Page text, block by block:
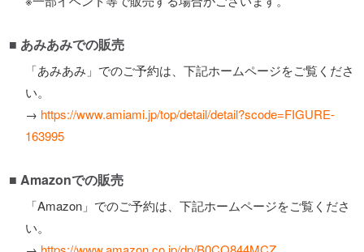
■ あみあみでの販売
「あみあみ」でのご予約は、下記ホームページをご覧くださ
い。
→ https://www.amiami.jp/top/detail/detail?scode=FIGURE-
163995
■ Amazonでの販売
「Amazon」でのご予約は、下記ホームページをご覧くださ
い。